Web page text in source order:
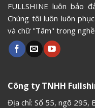
FULLSHINE luôn bảo
Chúng tôi luôn luôn
và chữ ''Tâm'' trong nghề
Công ty TNHH
Địa chỉ: Số 55, ngõ 295,